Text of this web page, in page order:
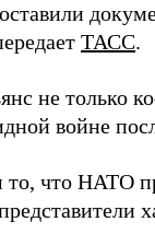
ТАСС.
не только
войне
что НАТО